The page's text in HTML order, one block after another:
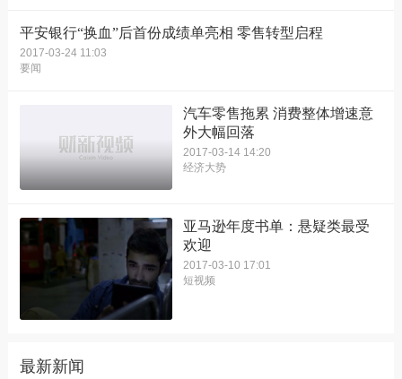
平安银行“换血”后首份成绩单亮相 零售转型启程
2017-03-24 11:03
要闻
汽车零售拖累 消费整体增速意
外大幅回落
2017-03-14 14:20
经济大势
亚马逊年度书单：悬疑类最受
欢迎
2017-03-10 17:01
短视频
最新新闻